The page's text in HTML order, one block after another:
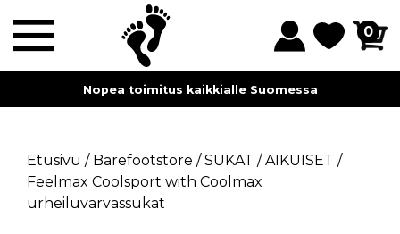
0
Nopea toimitus kaikkialle Suomessa
Etusivu / Barefootstore /SUKAT /AIKUISET /
Feelmax Coolsport with Coolmax
urheiluvarvassukat